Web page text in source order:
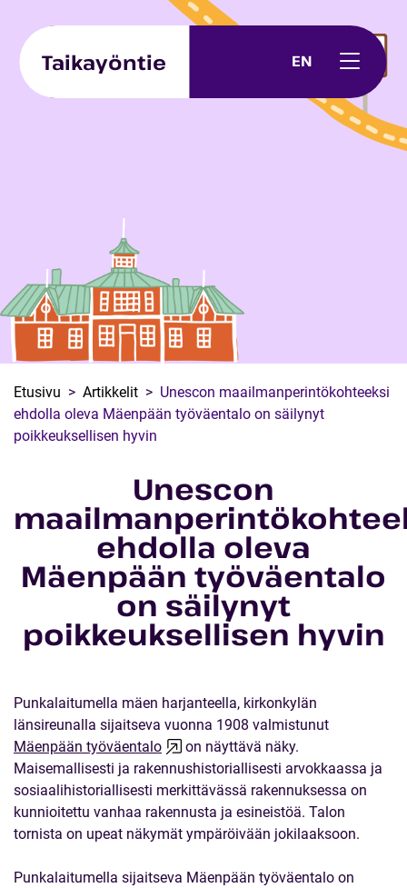
Taikayöntie EN
Etusivu Artikkelit
Unescon maailmanperintökohteeksi
ehdolla oleva Mäenpään työväentalo on säilynyt
poikkeuksellisen hyvin
Unescon
ehdolla oleva
Mäenpään työväentalo
on säilynyt
poikkeuksellisen hyvin
Punkalaitumella mäen harjanteella, kirkonkylän
länsireunalla sijaitseva vuonna 1908 valmistunut
Mäenpään työväentalo
on näyttävä näky.
Maisemallisesti ja rakennushistoriallisesti arvokkaassa ja
sosiaalihistoriallisesti merkittävässä rakennuksessa on
kunnioitettu vanhaa rakennusta ja esineistöä. Talon
tornista on upeat näkymät ympäröivään jokilaaksoon.
Punkalaitumella sijaitseva Mäenpään työväentalo on